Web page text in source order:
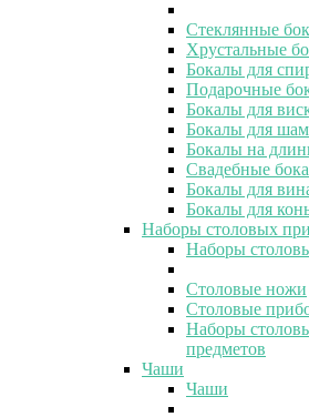
Стеклянные
Хрустальные
Бокалы для
Подарочные
Бокалы для
Бокалы для
Бокалы на
Свадебные
Бокалы для
Бокалы для
Наборы столовых
Наборы
Столовые ножи
Столовые
Наборы
предметов
Чаши
Чаши